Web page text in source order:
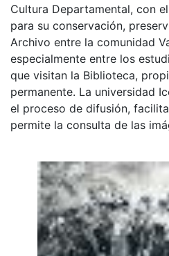
Cultura Departamental, con
para su conservación,
Archivo entre la comunidad
especialmente entre los
que visitan la Biblioteca,
permanente. La universidad
el proceso de difusión,
permite la consulta de las